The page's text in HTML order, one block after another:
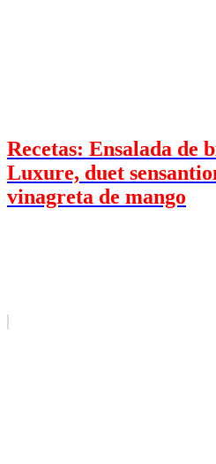
Recetas: Ensalada de
Luxure, duet
vinagreta de mango